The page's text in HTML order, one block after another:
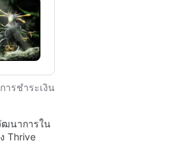
การชำระเงิน
ฒนาการใน
Thrive